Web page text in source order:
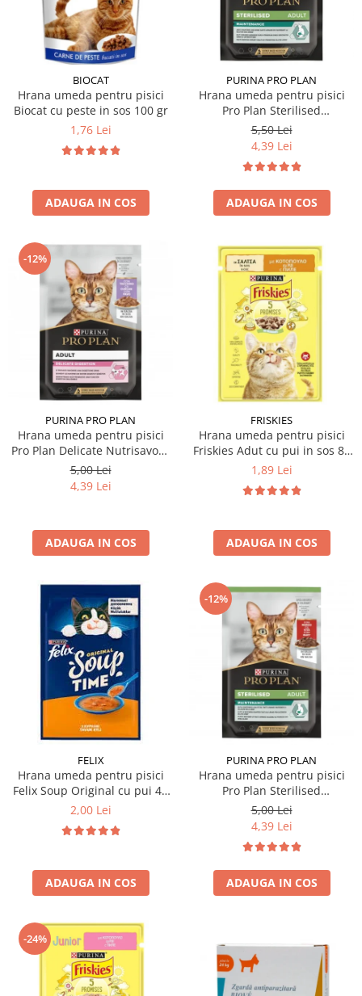
Hrana uscata
Hrana uscata caini
Caine Junior
Caine Adult
Caine Senior
Oferta 2 saci
Covorase & Scutece
Solutii auriculare
Solutii dentare
Solutii oftalmice
Recompense caini
Hrana umeda
Hrana uscata
Hrana umeda pisici
Pisica Adult
Pisica Junior
Pisica Senior
Pisica Sterilizata
Asternut igienic
Igiena pisici
Oferte
Recompense pisici
BIOCAT
Hrana umeda pentru pisici
Biocat cu peste in sos 100 gr
1,76 Lei
ADAUGA IN COS
PURINA PRO PLAN
Hrana umeda pentru pisici
Pro Plan Sterilised
Nutrisavour cu pui in sos 85
gr
5,50 Lei
4,39 Lei
ADAUGA IN COS
-12%
PURINA PRO PLAN
Hrana umeda pentru pisici
Pro Plan Delicate Nutrisavour
cu curcan in sos 85 gr
5,00 Lei
4,39 Lei
ADAUGA IN COS
FRISKIES
Hrana umeda pentru pisici
Friskies Adut cu pui in sos 85
gr
1,89 Lei
ADAUGA IN COS
FELIX
Hrana umeda pentru pisici
Felix Soup Original cu pui 48
gr
2,00 Lei
ADAUGA IN COS
-12%
PURINA PRO PLAN
Hrana umeda pentru pisici
Pro Plan Sterilised
Nutrisavour cu vita 85 gr
5,00 Lei
4,39 Lei
ADAUGA IN COS
-24%